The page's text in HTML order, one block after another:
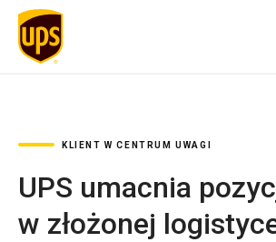
KLIENT W CENTRUM UWAGI
UPS umacnia
w złożonej